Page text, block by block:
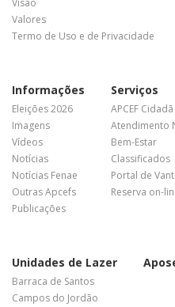
Visão
Valores
Termo de Uso e de Privacidade
Informações
Eleições 2026
Imagens
Vídeos
Notícias
Notícias Fenae
Outras Apcefs
Publicações
Serviços
APCEF Cidadã
Atendimento
Bem-Estar
Classificados
Portal de
Reserva on-
Unidades de Lazer
Barraca de Santos
Campos do Jordão